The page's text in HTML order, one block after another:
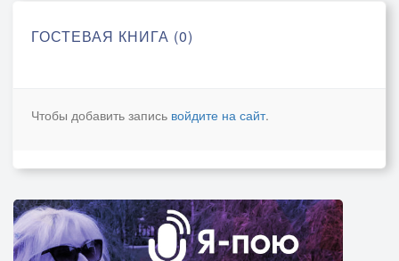
ГОСТЕВАЯ КНИГА (0)
Чтобы добавить запись войдите на сайт.